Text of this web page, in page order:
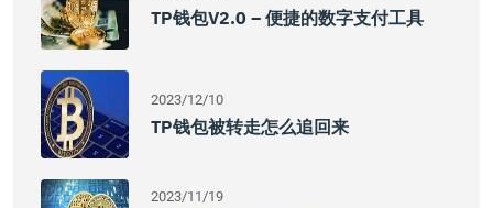
TP钱包v2.0 – 便捷的数字支付工具
2023/12/10
TP钱包被转走怎么追回来
2023/11/19